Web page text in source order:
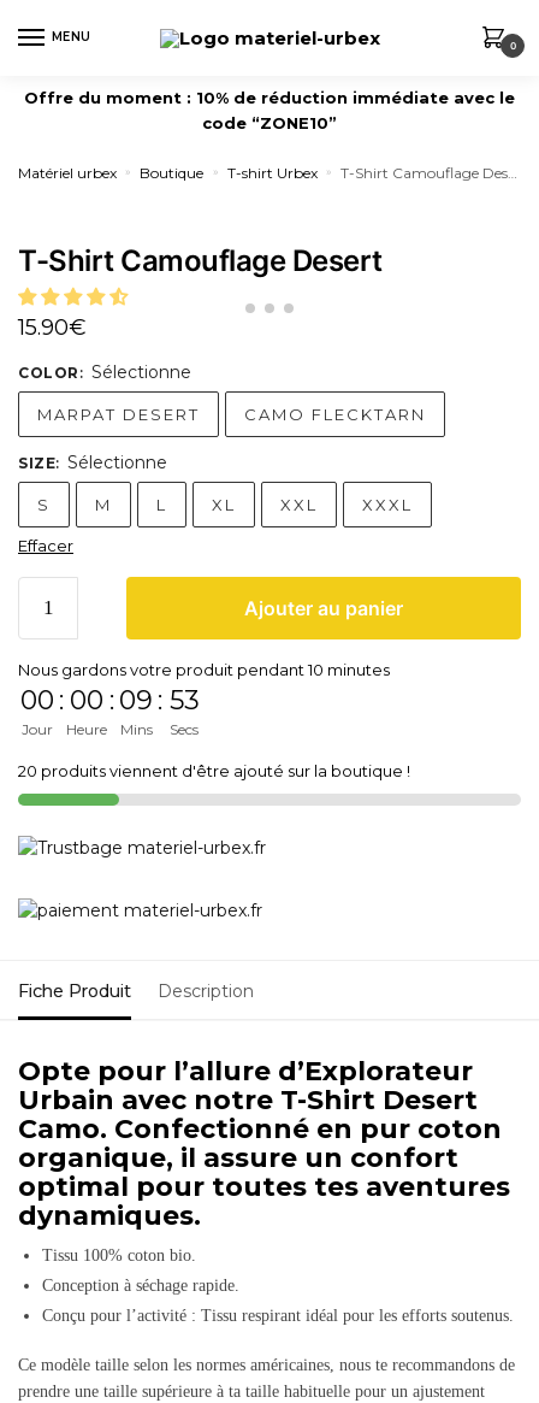
MENU
0
Offre du moment : 10% de réduction immédiate avec le
code “ZONE10”
Matériel urbex » Boutique » T-shirt Urbex » T-Shirt Camouflage Desert
T-Shirt Camouflage Desert
15.90€
COLOR : Sélectionne
MARPAT DESERT CAMO FLECKTARN
SIZE: Sélectionne
S M L XL XXL XXXL
Effacer
Ajouter au panier
Nous gardons votre produit pendant 10 minutes
00
Jour
: 00
Heure
: 09
Mins
: 53
Secs
20 produits viennent d'être ajouté sur la boutique !
Fiche Produit Description
Opte pour l’allure d’Explorateur
Urbain avec notre T-Shirt Desert
Camo. Confectionné en pur coton
organique, il assure un confort
optimal pour toutes tes aventures
dynamiques.
Tissu 100% coton bio.
Conception à séchage rapide.
Conçu pour l’activité : Tissu respirant idéal pour les efforts soutenus.
Ce modèle taille selon les normes américaines, nous te recommandons de
prendre une taille supérieure à ta taille habituelle pour un ajustement